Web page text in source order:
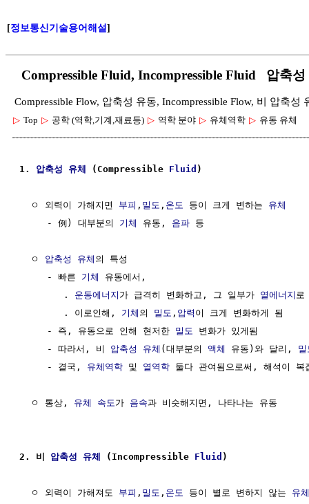
[정보통신기술용어해설]
Compressible Fluid, Incompressible Fluid 압축
Compressible Flow, 압축성 유동, Incompressible Flow, 비 압축성
▷ Top ▷ 공학 (역학,기계,재료등) ▷ 역학 분야 ▷ 유체역학 ▷ 유동 유체
1. 압축성 유체 (Compressible Fluid )
  ㅇ 외력이 가해지면
부피 , 밀도 , 온도 등이 크게 변하는 유체
     - 例) 대부분의
기체 유동, 음파 등
  ㅇ
압축성 유체 의 특성
     - 빠른
기체
유동에서,
        .
운동에너지 가 급격히 변화하고, 그 일부가 열에너지 로
        . 이로인해,
기체 의 밀도 , 압력 이 크게 변화하게 됨
     - 즉, 유동으로 인해 현저한
밀도
변화가 있게됨
     - 따라서, 비
압축성 유체 (대부분의 액체 유동)와 달리, 밀
     - 결국,
유체역학 및 열역학 둘다 관여됨으로써, 해석이 복
  ㅇ 통상,
유체 속도 가 음속과 비슷해지면, 나타나는 유동
2. 비 압축성 유체 (Incompressible Fluid )
  ㅇ 외력이 가해져도
부피 , 밀도 , 온도 등이 별로 변하지 않는 유체